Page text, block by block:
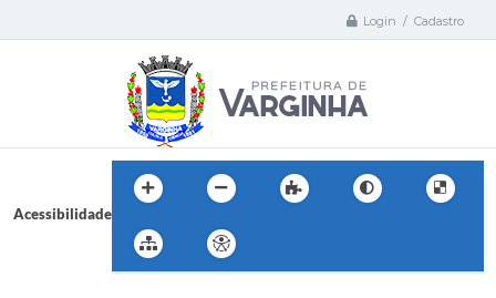
Login / Cadastro
Acessibilidade